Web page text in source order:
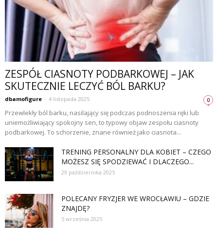
ZESPÓŁ CIASNOTY PODBARKOWEJ – JAK
SKUTECZNIE LECZYĆ BÓL BARKU?
dbamofigure - 4 listopada 2025 0
Przewlekły ból barku, nasilający się podczas podnoszenia ręki lub
uniemożliwiający spokojny sen, to typowy objaw zespołu ciasnoty
podbarkowej. To schorzenie, znane również jako ciasnota...
TRENING PERSONALNY DLA KOBIET – CZEGO
MOŻESZ SIĘ SPODZIEWAĆ I DLACZEGO...
29 października 2025
POLECANY FRYZJER WE WROCŁAWIU – GDZIE
ZNAJDĘ?
5 września 2025